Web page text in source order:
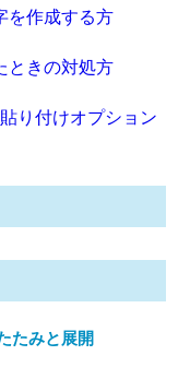
を作成する方
ときの対処方
り付けオプション
たみと展開